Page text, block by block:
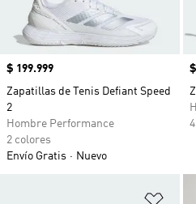
Precio
$ 199.999
Zapatillas de Tenis Defiant Speed
2
Hombre Performance
2 colores
Envío Gratis
Nuevo